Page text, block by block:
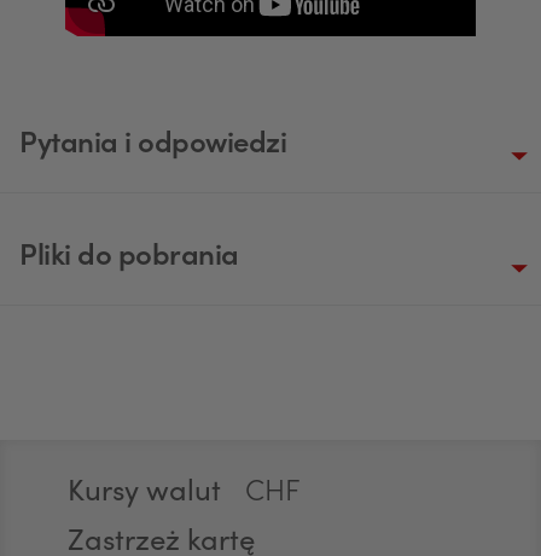
Pytania i odpowiedzi
Pliki do pobrania
Kursy walut
CHF
Zastrzeż kartę